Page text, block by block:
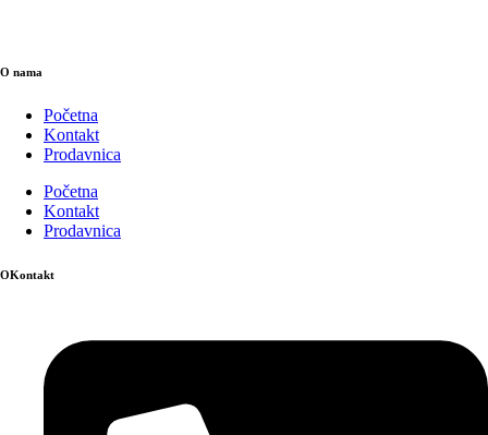
O nama
Početna
Kontakt
Prodavnica
Početna
Kontakt
Prodavnica
OKontakt